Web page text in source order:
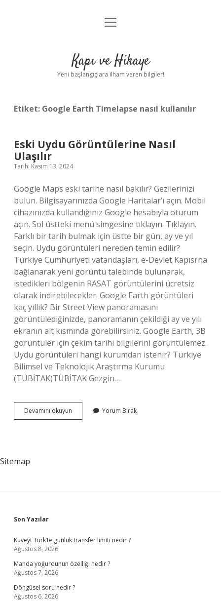
Anasayfa
Yasal Uyarı
menüyü
Kapı ve Hikaye
Yeni başlangıçlara ilham veren bilgiler!
Etiket: Google Earth Timelapse nasıl kullanılır
Eski Uydu Görüntülerine Nasıl
Ulaşılır
Tarih: Kasım 13, 2024
Google Maps eski tarihe nasıl bakılır? Gezilerinizi
bulun. Bilgisayarınızda Google Haritalar’ı açın. Mobil
cihazınızda kullandığınız Google hesabıyla oturum
açın. Sol üstteki menü simgesine tıklayın. Tıklayın.
Farklı bir tarih bulmak için üstte bir gün, ay ve yıl
seçin. Uydu görüntüleri nereden temin edilir?
Türkiye Cumhuriyeti vatandaşları, e-Devlet Kapısı’na
bağlanarak yeni görüntü talebinde bulunarak,
istedikleri bölgenin RASAT görüntülerini ücretsiz
olarak indirebilecekler. Google Earth görüntüleri
kaç yıllık? Bir Street View panoramasını
görüntülediğinizde, panoramanın çekildiği ay ve yılı
ekranın alt kısmında görebilirsiniz. Google Earth, 3B
görüntüler için çekim tarihi bilgilerini görüntülemez.
Uydu görüntüleri hangi kurumdan istenir? Türkiye
Bilimsel ve Teknolojik Araştırma Kurumu
(TÜBİTAK)TÜBİTAK Gezgin…
Devamını okuyun
Uydu
Yorum Bırak
Sitemap
Sidebar
Son Yazılar
Kuveyt Türk’te günlük transfer limiti nedir ?
Ağustos 8, 2026
Manda yoğurdunun özelliği nedir ?
Ağustos 7, 2026
Döngüsel soru nedir ?
Ağustos 6, 2026